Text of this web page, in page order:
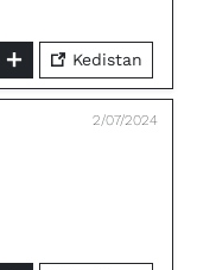
Kedistan
2/07/2024